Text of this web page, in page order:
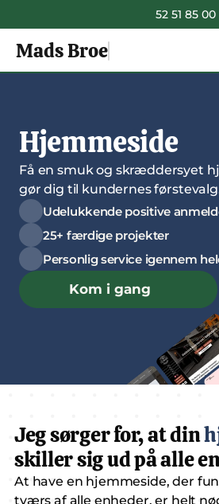
52 51 85 00
Mads Broe
Hjemmeside
Få en smuk og skræddersyet
gør dig til kundernes
Udelukkende positive
25+ færdige projekter
Personlig service igennem
Kom i gang
Jeg sørger for, at din
skiller sig ud på alle
At have en hjemmeside, der
tværs af alle enheder, er helt